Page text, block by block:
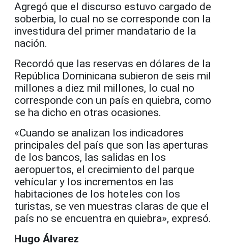
Agregó que el discurso estuvo cargado de
soberbia, lo cual no se corresponde con la
investidura del primer mandatario de la
nación.
Recordó que las reservas en dólares de la
República Dominicana subieron de seis mil
millones a diez mil millones, lo cual no
corresponde con un país en quiebra, como
se ha dicho en otras ocasiones.
«Cuando se analizan los indicadores
principales del país que son las aperturas
de los bancos, las salidas en los
aeropuertos, el crecimiento del parque
vehícular y los incrementos en las
habitaciones de los hoteles con los
turistas, se ven muestras claras de que el
país no se encuentra en quiebra», expresó.
Hugo Álvarez